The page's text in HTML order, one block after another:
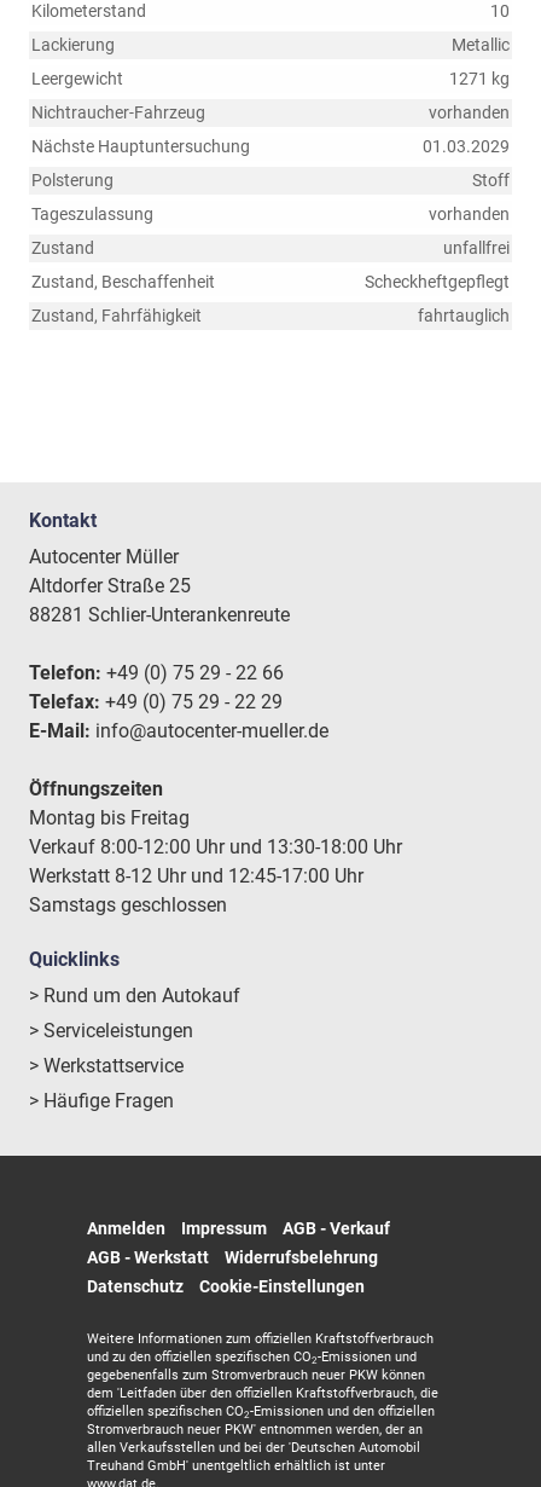
Kilometerstand
10
Lackierung
Metallic
Leergewicht
1271 kg
Nichtraucher-Fahrzeug
vorhanden
Nächste Hauptuntersuchung
01.03.2029
Polsterung
Stoff
Tageszulassung
vorhanden
Zustand
unfallfrei
Zustand, Beschaffenheit
Scheckheftgepflegt
Zustand, Fahrfähigkeit
fahrtauglich
Kontakt
Autocenter Müller
Altdorfer Straße 25
88281 Schlier-Unterankenreute
Telefon: +49 (0) 75 29 - 22 66
Telefax: +49 (0) 75 29 - 22 29
E-Mail: info@autocenter-mueller.de
Öffnungszeiten
Montag bis Freitag
Verkauf 8:00-12:00 Uhr und 13:30-18:00 Uhr
Werkstatt 8-12 Uhr und 12:45-17:00 Uhr
Samstags geschlossen
Quicklinks
> Rund um den Autokauf
> Serviceleistungen
> Werkstattservice
> Häufige Fragen
Anmelden Impressum
AGB - Verkauf
AGB - Werkstatt
Widerrufsbelehrung
Datenschutz
Cookie-Einstellungen
Weitere Informationen zum offiziellen Kraftstoffverbrauch
und zu den offiziellen spezifischen CO2-Emissionen und
gegebenenfalls zum Stromverbrauch neuer PKW können
dem 'Leitfaden über den offiziellen Kraftstoffverbrauch, die
offiziellen spezifischen CO2-Emissionen und den offiziellen
Stromverbrauch neuer PKW' entnommen werden, der an
allen Verkaufsstellen und bei der 'Deutschen Automobil
Treuhand GmbH' unentgeltlich erhältlich ist unter